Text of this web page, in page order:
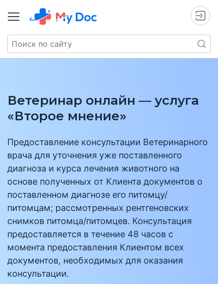
Ветеринар онлайн — услуга
«Второе мнение»
Предоставление консультации Ветеринарного
врача для уточнения уже поставленного
диагноза и курса лечения животного на
основе полученных от Клиента документов о
поставленном диагнозе его питомцу/
питомцам; рассмотренных рентгеновских
снимков питомца/питомцев. Консультация
предоставляется в течение 48 часов с
момента предоставления Клиентом всех
документов, необходимых для оказания
консультации.